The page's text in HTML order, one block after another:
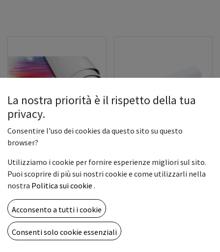
BANNER FRONTLIT
510gr.112x30
97,00
300gr. 112x30 (CL)
La nostra priorità è il rispetto della tua
privacy.
Consentire l'uso dei cookies da questo sito su questo
browser?
Utilizziamo i cookie per fornire esperienze migliori sul sito.
Puoi scoprire di più sui nostri cookie e come utilizzarli nella
nostra Politica sui cookie .
Acconsento a tutti i cookie
Consenti solo cookie essenziali